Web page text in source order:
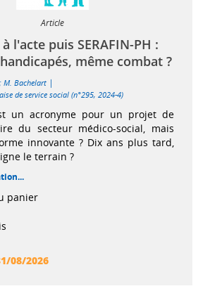
Article
l'acte puis SERAFIN-PH :
même combat ?
; M. Bachelart |
de service social (n°295, 2024-4)
un acronyme pour un projet de
du secteur médico-social, mais
innovante ? Dix ans plus tard,
le terrain ?
panier
08/2026